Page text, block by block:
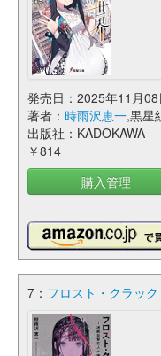
発売日：2025年11月08
著者： 時雨沢恵一,黒星
出版社：KADOKAWA
￥814
購入管理
7： フロスト・クラッ